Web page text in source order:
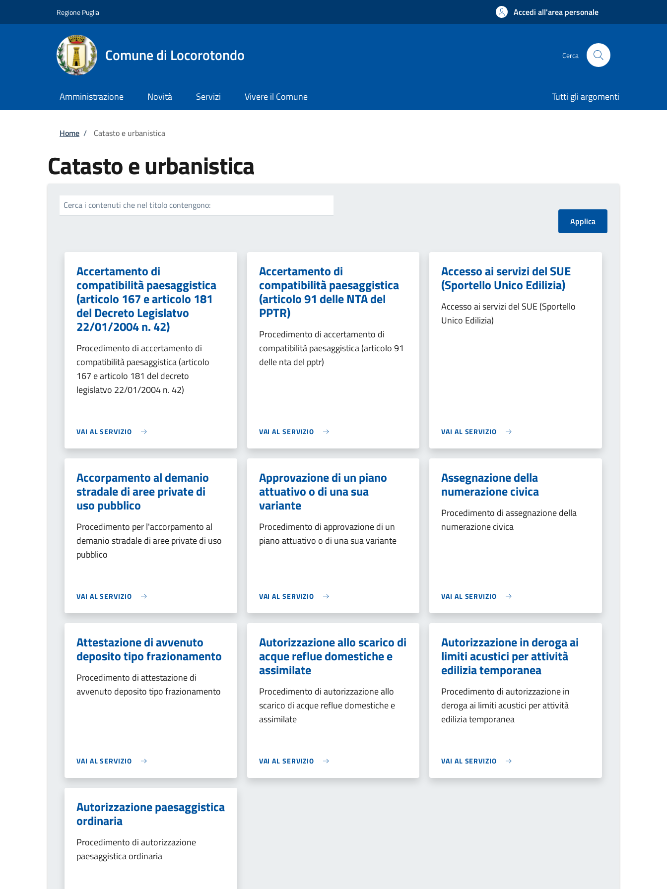
Regione Puglia Accedi all'area personale
Comune di Locorotondo Cerca
Amministrazione Novità Servizi Vivere il Comune Tutti gli argomenti
Briciole di pane
Home / Catasto e urbanistica
Catasto e urbanistica
Cerca i contenuti che nel titolo contengono:
Accertamento di
compatibilità paesaggistica
(articolo 167 e articolo 181
del Decreto Legislatvo
22/01/2004 n. 42)
Procedimento di accertamento di
compatibilità paesaggistica (articolo
167 e articolo 181 del decreto
legislatvo 22/01/2004 n. 42)
VAI AL SERVIZIO
Accertamento di
compatibilità paesaggistica
(articolo 91 delle NTA del
PPTR)
Procedimento di accertamento di
compatibilità paesaggistica (articolo 91
delle nta del pptr)
VAI AL SERVIZIO
Accesso ai servizi del SUE
(Sportello Unico Edilizia)
Accesso ai servizi del SUE (Sportello
Unico Edilizia)
VAI AL SERVIZIO
Accorpamento al demanio
stradale di aree private di
uso pubblico
Procedimento per l'accorpamento al
demanio stradale di aree private di uso
pubblico
VAI AL SERVIZIO
Approvazione di un piano
attuativo o di una sua
variante
Procedimento di approvazione di un
piano attuativo o di una sua variante
VAI AL SERVIZIO
Assegnazione della
numerazione civica
Procedimento di assegnazione della
numerazione civica
VAI AL SERVIZIO
Attestazione di avvenuto
deposito tipo frazionamento
Procedimento di attestazione di
avvenuto deposito tipo frazionamento
VAI AL SERVIZIO
Autorizzazione allo scarico di
acque reflue domestiche e
assimilate
Procedimento di autorizzazione allo
scarico di acque reflue domestiche e
assimilate
VAI AL SERVIZIO
Autorizzazione in deroga ai
limiti acustici per attività
edilizia temporanea
Procedimento di autorizzazione in
deroga ai limiti acustici per attività
edilizia temporanea
VAI AL SERVIZIO
Autorizzazione paesaggistica
ordinaria
Procedimento di autorizzazione
paesaggistica ordinaria